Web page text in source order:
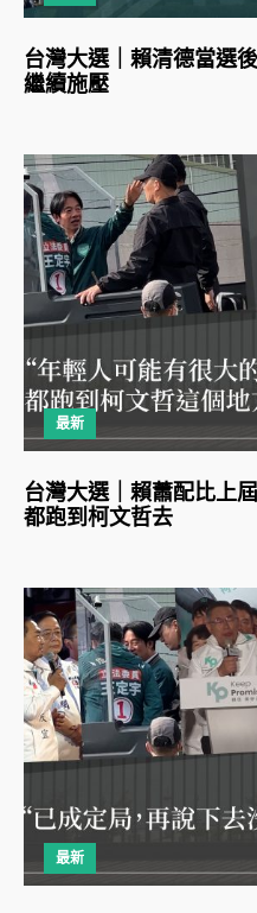
台灣大選｜賴清德當選
繼續施壓
最新
台灣大選｜賴蕭配比上
都跑到柯文哲去
最新